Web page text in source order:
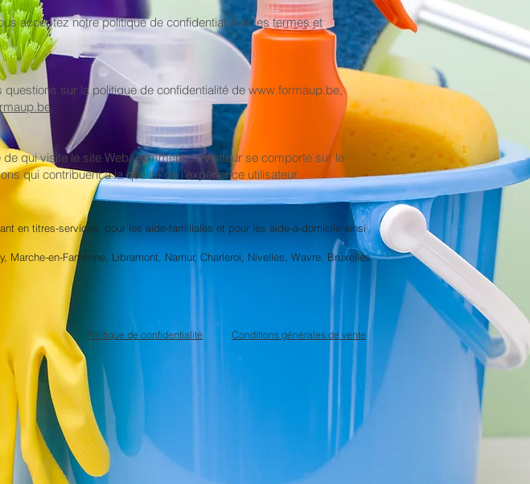
acceptez notre politique de confidentialité et les termes et
questions sur la politique de confidentialité dewww.formaup.be,
.
qui visite le site Web, comment ce visiteur se comporte sur le
qui contribuent à la qualité de l’expérience utilisateur.
en titres-services, pour les aide-familiales et pour les aide-à-domicile ainsi
en-Famenne, Libramont, Namur, Charleroi, Nivelles, Wavre, Bruxelles
Politique de confidentialité Conditions générales de vente